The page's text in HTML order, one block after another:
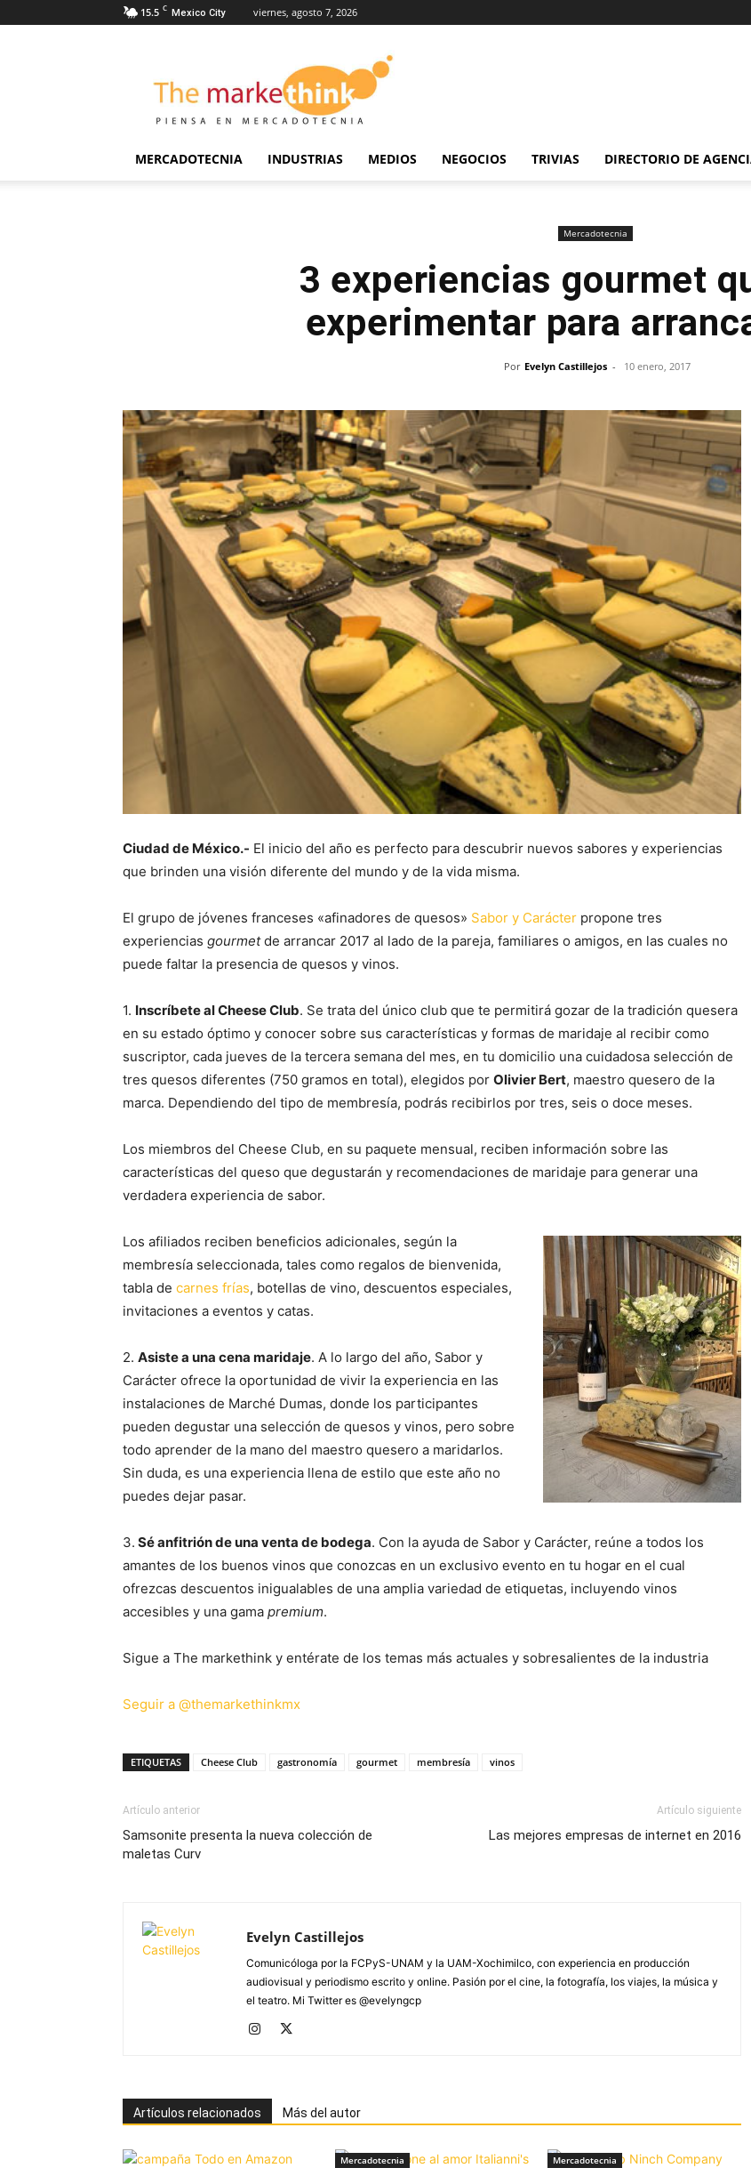
15.5 C Mexico City viernes, agosto 7, 2026
Markethink
MERCADOTECNIA INDUSTRIAS MEDIOS NEGOCIOS TRIVIAS DIRECTORIO DE
Mercadotecnia
3 experiencias gourmet
experimentar para
Por Evelyn Castillejos - 10 enero, 2017
Ciudad de México.- El inicio del año es perfecto para descubrir nuevos sabores y experiencias
que brinden una visión diferente del mundo y de la vida misma.
El grupo de jóvenes franceses «afinadores de quesos» Sabor y Carácter propone tres
experiencias gourmetde arrancar 2017 al lado de la pareja, familiares o amigos, en las cuales no
puede faltar la presencia de quesos y vinos.
1. Inscríbete al Cheese Club. Se trata del único club que te permitirá gozar de la tradición quesera
en su estado óptimo y conocer sobre sus características y formas de maridaje al recibir como
suscriptor, cada jueves de la tercera semana del mes, en tu domicilio una cuidadosa selección de
tres quesos diferentes (750 gramos en total), elegidos por Olivier Bert, maestro quesero de la
marca. Dependiendo del tipo de membresía, podrás recibirlos por tres, seis o doce meses.
Los miembros del Cheese Club, en su paquete mensual, reciben información sobre las
características del queso que degustarán y recomendaciones de maridaje para generar una
verdadera experiencia de sabor.
Los afiliados reciben beneficios adicionales, según la
membresía seleccionada, tales como regalos de bienvenida,
tabla de carnes frías, botellas de vino, descuentos especiales,
invitaciones a eventos y catas.
2. Asiste a una cena maridaje. A lo largo del año, Sabor y
Carácter ofrece la oportunidad de vivir la experiencia en las
instalaciones de Marché Dumas, donde los participantes
pueden degustar una selección de quesos y vinos, pero sobre
todo aprender de la mano del maestro quesero a maridarlos.
Sin duda, es una experiencia llena de estilo que este año no
puedes dejar pasar.
3. Sé anfitrión de una venta de bodega. Con la ayuda de Sabor y Carácter, reúne a todos los
amantes de los buenos vinos que conozcas en un exclusivo evento en tu hogar en el cual
ofrezcas descuentos inigualables de una amplia variedad de etiquetas, incluyendo vinos
accesibles y una gama premium.
Sigue a The markethink y entérate de los temas más actuales y sobresalientes de la industria
Seguir a @themarkethinkmx
ETIQUETAS Cheese Club gastronomía gourmet membresía vinos
Artículo anterior
Samsonite presenta la nueva colección de
maletas Curv
Artículo siguiente
Las mejores empresas de internet en 2016
Evelyn Castillejos
Comunicóloga por la FCPyS-UNAM y la UAM-Xochimilco, con experiencia en producción
audiovisual y periodismo escrito y online. Pasión por el cine, la fotografía, los viajes, la música y
el teatro. Mi Twitter es @evelyngcp
Artículos relacionados Más del autor
Mercadotecnia Mercadotecnia